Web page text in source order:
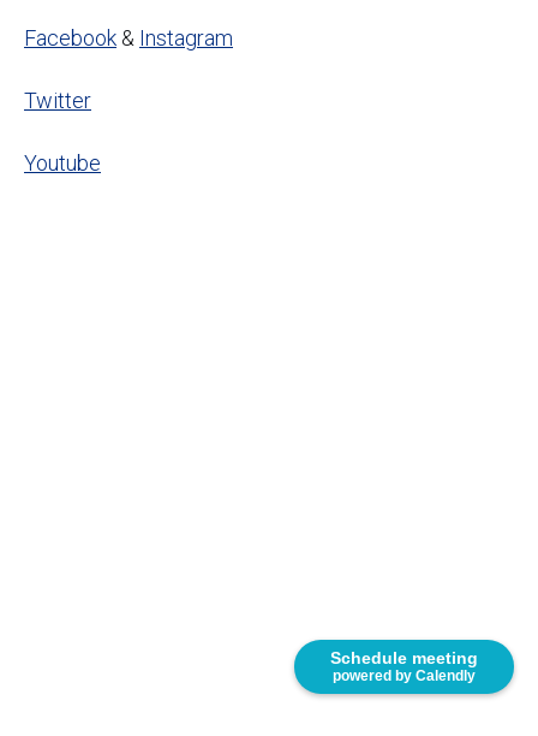
Schedule meeting
powered by Calendly
Facebook & Instagram
Twitter
Youtube